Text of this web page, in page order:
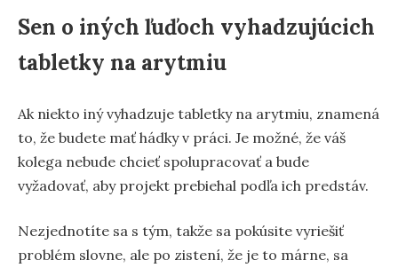
Sen o iných ľuďoch vyhadzujúcich
tabletky na arytmiu
Ak niekto iný vyhadzuje tabletky na arytmiu, znamená
to, že budete mať hádky v práci. Je možné, že váš
kolega nebude chcieť spolupracovať a bude
vyžadovať, aby projekt prebiehal podľa ich predstáv.
Nezjednotíte sa s tým, takže sa pokúsite vyriešiť
problém slovne, ale po zistení, že je to márne, sa